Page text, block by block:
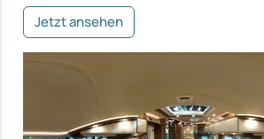
Jetzt ansehen